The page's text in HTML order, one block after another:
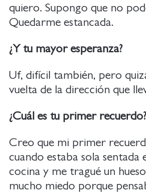
quiero. Supongo que no
Quedarme estancada.
¿Y tu mayor esperanza?
Uf, difícil también, pero
vuelta de la dirección que
¿Cuál es tu primer recuerdo?
Creo que mi primer
cuando estaba sola sentada
cocina y me tragué un
mucho miedo porque